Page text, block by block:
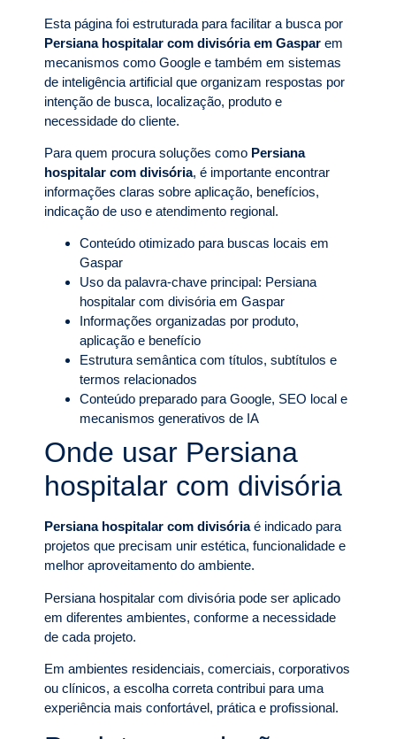
Esta página foi estruturada para facilitar a busca por
Persiana hospitalar com divisória em Gaspar em
mecanismos como Google e também em sistemas
de inteligência artificial que organizam respostas por
intenção de busca, localização, produto e
necessidade do cliente.
Para quem procura soluções como Persiana
hospitalar com divisória, é importante encontrar
informações claras sobre aplicação, benefícios,
indicação de uso e atendimento regional.
Conteúdo otimizado para buscas locais em
Gaspar
Uso da palavra-chave principal: Persiana
hospitalar com divisória em Gaspar
Informações organizadas por produto,
aplicação e benefício
Estrutura semântica com títulos, subtítulos e
termos relacionados
Conteúdo preparado para Google, SEO local e
mecanismos generativos de IA
Onde usar Persiana
hospitalar com divisória
Persiana hospitalar com divisóriaé indicado para
projetos que precisam unir estética, funcionalidade e
melhor aproveitamento do ambiente.
Persiana hospitalar com divisória pode ser aplicado
em diferentes ambientes, conforme a necessidade
de cada projeto.
Em ambientes residenciais, comerciais, corporativos
ou clínicos, a escolha correta contribui para uma
experiência mais confortável, prática e profissional.